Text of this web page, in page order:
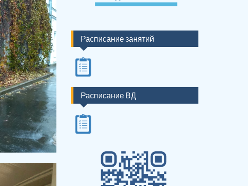
Расписание занятий
Расписание ВД